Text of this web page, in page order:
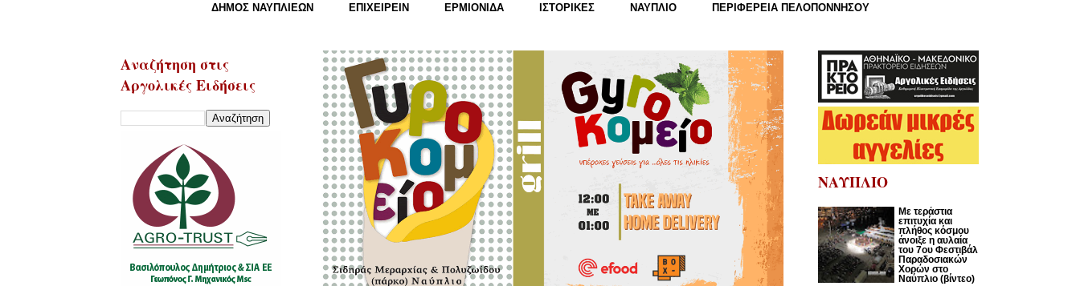
ΔΗΜΟΣ ΝΑΥΠΛΙΕΩΝ ΕΠΙΧΕΙΡΕΙΝ ΕΡΜΙΟΝΙΔΑ ΙΣΤΟΡΙΚΕΣ ΝΑΥΠΛΙΟ ΠΕΡΙΦΕΡΕΙΑ ΠΕΛΟΠΟΝΝΗΣΟΥ
Αναζήτηση στις
Αργολικές Ειδήσεις
ΝΑΥΠΛΙΟ
Με τεράστια
επιτυχία και
πλήθος κόσμου
άνοιξε η αυλαία
του 7ου Φεστιβάλ
Παραδοσιακών
Χορών στο
Ναύπλιο (βίντεο)